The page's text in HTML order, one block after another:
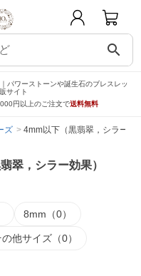
search
パワーストーンや誕生石のブレスレッ
サイト
円以上のご注文で送料無料
ズ 4mm以下（黒翡翠，シラー効
翠，シラー効果）
8mm（0）
の他サイズ（0）